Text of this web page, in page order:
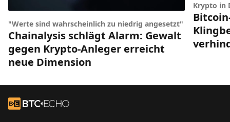
"Werte sind wahrscheinlich zu niedrig angesetzt"
Chainalysis schlägt Alarm: Gewalt
gegen Krypto-Anleger erreicht
neue Dimension
Krypto in
Zur Startseite